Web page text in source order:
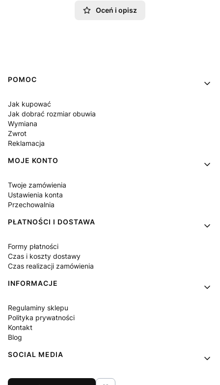
Oceń i opisz
Linki w stopce
POMOC
Jak kupować
Jak dobrać rozmiar obuwia
Wymiana
Zwrot
Reklamacja
MOJE KONTO
Twoje zamówienia
Ustawienia konta
Przechowalnia
PŁATNOŚCI I DOSTAWA
Formy płatności
Czas i koszty dostawy
Czas realizacji zamówienia
INFORMACJE
Regulaminy sklepu
Polityka prywatności
Kontakt
Blog
SOCIAL MEDIA
Facebook